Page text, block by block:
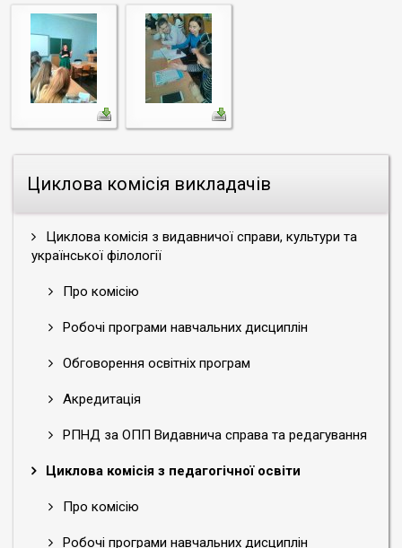
Циклова комісія викладачів
Циклова комісія з видавничої справи, культури та
української філології
Про комісію
Робочі програми навчальних дисциплін
Обговорення освітніх програм
Акредитація
РПНД за ОПП Видавнича справа та редагування
Циклова комісія з педагогічної освіти
Про комісію
Робочі програми навчальних дисциплін